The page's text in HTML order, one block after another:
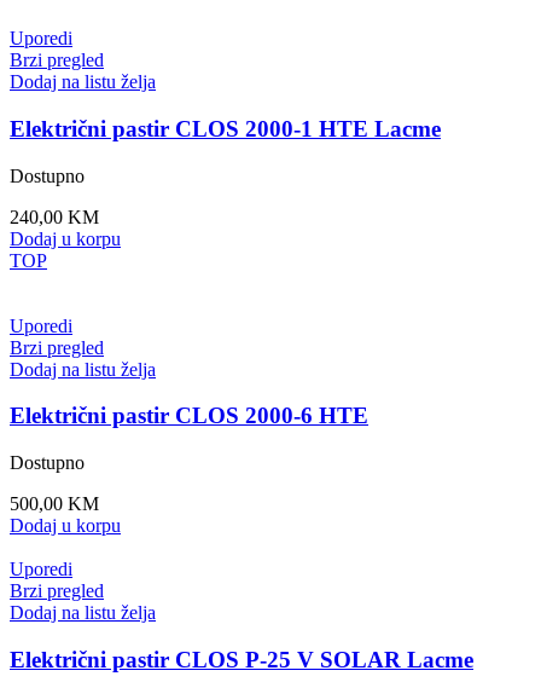
Uporedi
Brzi pregled
Dodaj na listu želja
Električni pastir CLOS 2000-1 HTE Lacme
Dostupno
240,00 KM
Dodaj u korpu
TOP
Uporedi
Brzi pregled
Dodaj na listu želja
Električni pastir CLOS 2000-6 HTE
Dostupno
500,00 KM
Dodaj u korpu
Uporedi
Brzi pregled
Dodaj na listu želja
Električni pastir CLOS P-25 V SOLAR Lacme